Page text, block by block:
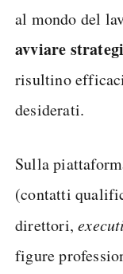
al mondo del
avviare
risultino
desiderati.
Sulla
(contatti
direttori,
figure